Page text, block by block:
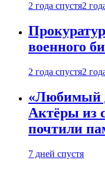
2 года спустя2
военного
2 года спустя2
«Любимый
Актёры из
почтили
7 дней спустя